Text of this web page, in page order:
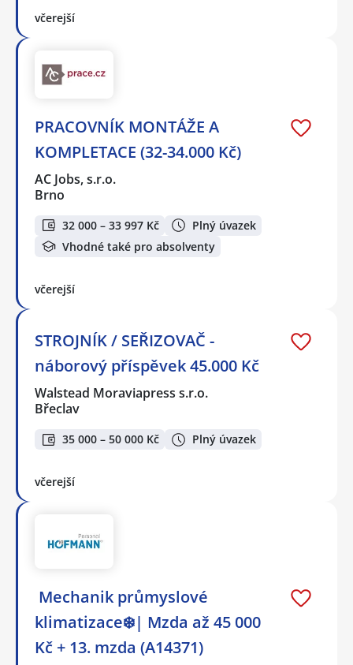
včerejší
PRACOVNÍK MONTÁŽE A
KOMPLETACE (32-34.000 Kč)
AC Jobs, s.r.o.
Brno
32 000 – 33 997 Kč
Plný úvazek
Vhodné také pro absolventy
včerejší
STROJNÍK / SEŘIZOVAČ -
náborový příspěvek 45.000 Kč
Walstead Moraviapress s.r.o.
Břeclav
35 000 – 50 000 Kč Plný úvazek
včerejší
️ Mechanik průmyslové
klimatizace❄️| Mzda až 45 000
Kč + 13. mzda (A14371)